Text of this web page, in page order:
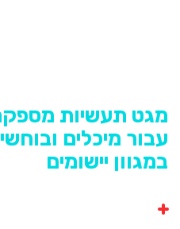
מגט תעשיות
עבור מיכלים
במגוון יישומים